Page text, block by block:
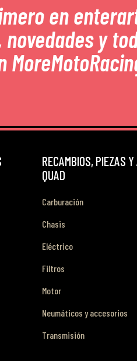
en
y
RECAMBIOS, PIEZAS
QUAD
Carburación
Chasis
Eléctrico
Filtros
Motor
Neumáticos y accesorios
Transmisión